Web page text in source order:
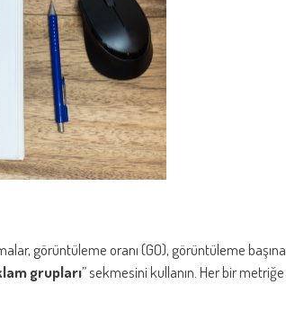
görüntüleme oranı (GO), görüntüleme başına
grupları” sekmesini kullanın. Her bir metriğe